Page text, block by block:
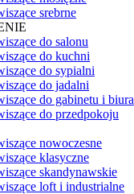
srebrne
do salonu
do kuchni
do sypialni
do jadalni
do gabinetu i biura
do przedpokoju
nowoczesne
klasyczne
skandynawskie
loft i industrialne